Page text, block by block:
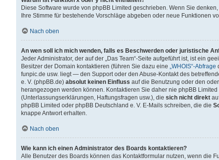
Diese Software wurde von phpBB Limited geschrieben. Wenn Sie
Ihre Stimme für bestehende Vorschläge abgeben oder neue Funktionen
Nach oben
An wen soll ich mich wenden, falls es Beschwerden oder juristische
Jeder Administrator, der auf der „Das Team“-Seite aufgeführt ist, ist ein
Besitzer der Domain kontaktieren (führen Sie dazu eine „WHOIS“-Abfrage
funpic.de usw. liegt — den Support oder den Abuse-Kontakt des
e. V. (phpBB.de) absolut keinen Einfluss auf die Benutzung oder den
herangezogen werden können. Kontaktieren Sie daher nie phpBB
(Unterlassungserklärungen, Haftungsfragen usw.), die sich nicht direkt
phpBB Limited oder phpBB Deutschland e. V. E-Mails schreiben, die die
knappe Antwort erhalten.
Nach oben
Wie kann ich einen Administrator des Boards kontaktieren?
Alle Benutzer des Boards können das Kontaktformular nutzen, wenn die